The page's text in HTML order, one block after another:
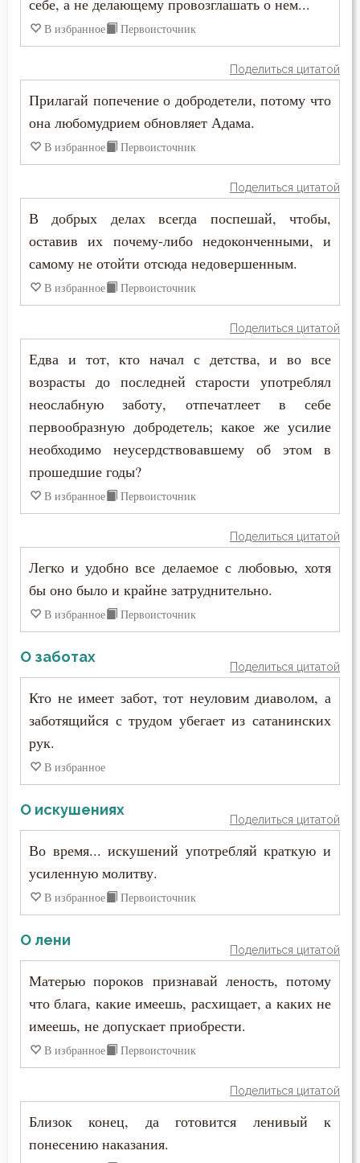
себе, а не делающему провозглашать о нем...
В избранное Первоисточник
Поделиться цитатой
Прилагай попечение о добродетели, потому что
она любомудрием обновляет Адама.
В избранное Первоисточник
Поделиться цитатой
В добрых делах всегда поспешай, чтобы,
оставив их почему-либо недоконченными, и
самому не отойти отсюда недовершенным.
В избранное Первоисточник
Поделиться цитатой
Едва и тот, кто начал с детства, и во все
возрасты до последней старости употреблял
неослабную заботу, отпечатлеет в себе
первообразную добродетель; какое же усилие
необходимо неусердствовавшему об этом в
прошедшие годы?
В избранное Первоисточник
Поделиться цитатой
Легко и удобно все делаемое с любовью, хотя
бы оно было и крайне затруднительно.
В избранное Первоисточник
О заботах
Поделиться цитатой
Кто не имеет забот, тот неуловим диаволом, а
заботящийся с трудом убегает из сатанинских
рук.
В избранное
О искушениях
Поделиться цитатой
Во время... искушений употребляй краткую и
усиленную молитву.
В избранное Первоисточник
О лени
Поделиться цитатой
Матерью пороков признавай леность, потому
что блага, какие имеешь, расхищает, а каких не
имеешь, не допускает приобрести.
В избранное Первоисточник
Поделиться цитатой
Близок конец, да готовится ленивый к
понесению наказания.